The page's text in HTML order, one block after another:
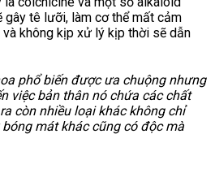
gây tê lưỡi, làm cơ thể mất cảm
không kịp xử lý kịp thời sẽ dẫn
phổ biến được ưa chuộng nhưng
việc bản thân nó chứa các chất
còn nhiều loại khác không chỉ
mát khác cũng có độc mà